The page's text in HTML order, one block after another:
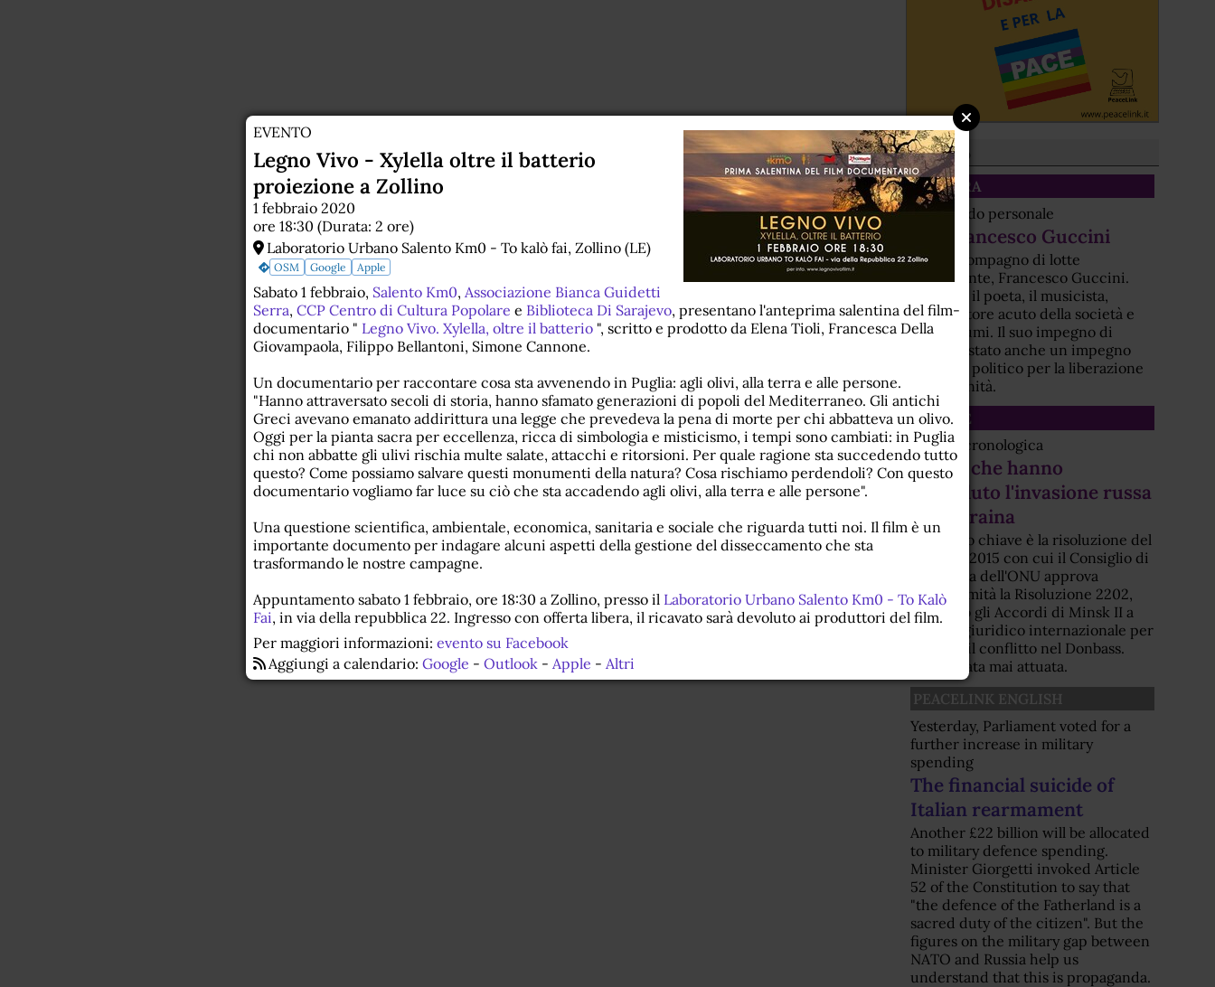
Dal sito
CULTURA
Un ricordo personale
Per Francesco Guccini
Era un compagno di lotte
nonviolente, Francesco Guccini.
Non solo il poeta, il musicista,
l'osservatore acuto della società e
dei costumi. Il suo impegno di
artista è stato anche un impegno
morale e politico per la liberazione
dell'umanità.
SCHEDE
Scheda cronologica
Eventi che hanno
preceduto l'invasione russa
dell'Ucraina
Elemento chiave è la risoluzione del
febbraio 2015 con cui il Consiglio di
Sicurezza dell'ONU approva
all'unanimità la Risoluzione 2202,
elevando gli Accordi di Minsk II a
obbligo giuridico internazionale per
fermare il conflitto nel Donbass.
Non è stata mai attuata.
PEACELINK ENGLISH
Yesterday, Parliament voted for a
further increase in military
spending
The financial suicide of
Italian rearmament
Another £22 billion will be allocated
to military defence spending.
Minister Giorgetti invoked Article
52 of the Constitution to say that
"the defence of the Fatherland is a
sacred duty of the citizen". But the
figures on the military gap between
NATO and Russia help us
understand that this is propaganda.
EVENTO
Legno Vivo - Xylella oltre il batterio
proiezione a Zollino
1 febbraio 2020
ore 18:30 (Durata: 2 ore)
Laboratorio Urbano Salento Km0 - To kalò fai, Zollino (LE)
OSM Google Apple
Sabato 1 febbraio, Salento Km0, Associazione Bianca Guidetti
Serra, CCP Centro di Cultura Popolare e Biblioteca Di Sarajevo, presentano l'anteprima salentina del film-
documentario " Legno Vivo. Xylella, oltre il batterio", scritto e prodotto da Elena Tioli, Francesca Della
Giovampaola, Filippo Bellantoni, Simone Cannone.
Un documentario per raccontare cosa sta avvenendo in Puglia: agli olivi, alla terra e alle persone.
"Hanno attraversato secoli di storia, hanno sfamato generazioni di popoli del Mediterraneo. Gli antichi
Greci avevano emanato addirittura una legge che prevedeva la pena di morte per chi abbatteva un olivo.
Oggi per la pianta sacra per eccellenza, ricca di simbologia e misticismo, i tempi sono cambiati: in Puglia
chi non abbatte gli ulivi rischia multe salate, attacchi e ritorsioni. Per quale ragione sta succedendo tutto
questo? Come possiamo salvare questi monumenti della natura? Cosa rischiamo perdendoli? Con questo
documentario vogliamo far luce su ciò che sta accadendo agli olivi, alla terra e alle persone".
Una questione scientifica, ambientale, economica, sanitaria e sociale che riguarda tutti noi. Il film è un
importante documento per indagare alcuni aspetti della gestione del disseccamento che sta
trasformando le nostre campagne.
Appuntamento sabato 1 febbraio, ore 18:30 a Zollino, presso il Laboratorio Urbano Salento Km0 - To Kalò
Fai, in via della repubblica 22. Ingresso con offerta libera, il ricavato sarà devoluto ai produttori del film.
Per maggiori informazioni: evento su Facebook
Aggiungi a calendario: Google - Outlook- Apple - Altri